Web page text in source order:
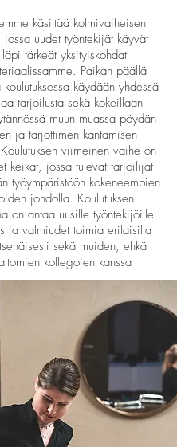
käsittää kolmivaiheisen
jossa uudet työntekijät käyvät
tärkeät yksityiskohdat
Paikan päällä
koulutuksessa käydään yhdessä
tarjoilusta sekä kokeillaan
muun muassa pöydän
ja tarjottimen kantamisen
viimeinen vaihe on
keikat, jossa tulevat tarjoilijat
työympäristöön kokeneempien
johdolla. Koulutuksen
on antaa uusille työntekijöille
ja valmiudet toimia erilaisilla
sekä muiden, ehkä
kollegojen kanssa